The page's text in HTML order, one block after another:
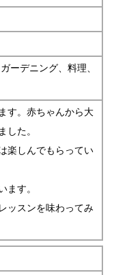
ーデニング、料理、
す。赤ちゃんから大
した。
楽しんでもらってい
ます。
ッスンを味わってみ